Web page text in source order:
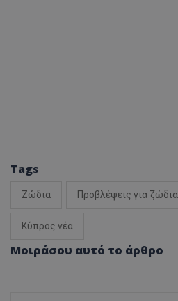
Tags
Ζώδια Προβλέψεις για ζώδια
Κύπρος νέα
Μοιράσου αυτό το άρθρο